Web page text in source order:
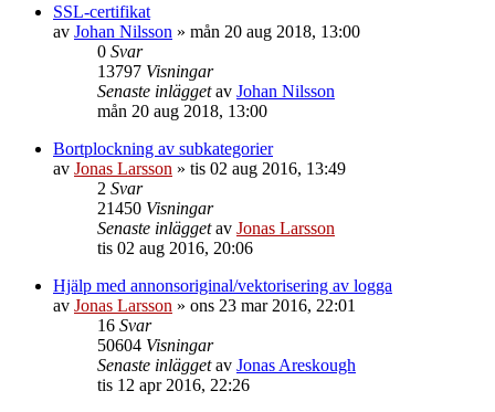
SSL-certifikat
av Johan Nilsson » mån 20 aug 2018, 13:00
0 Svar
13797 Visningar
Senaste inläggetav Johan Nilsson
mån 20 aug 2018, 13:00
Bortplockning av subkategorier
av Jonas Larsson » tis 02 aug 2016, 13:49
2 Svar
21450 Visningar
Senaste inläggetav Jonas Larsson
tis 02 aug 2016, 20:06
Hjälp med annonsoriginal/vektorisering av logga
av Jonas Larsson » ons 23 mar 2016, 22:01
16 Svar
50604 Visningar
Senaste inläggetav Jonas Areskough
tis 12 apr 2016, 22:26